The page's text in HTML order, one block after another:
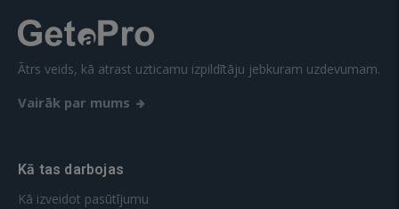
Ātrs veids, kā atrast uzticamu izpildītāju jebkuram uzdevumam.
Vairāk par mums
Kā tas darbojas
Kā izveidot pasūtījumu